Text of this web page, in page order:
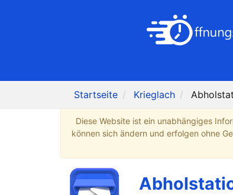
Startseite Krieglach
Diese Website ist ein unabhängiges
können sich ändern und erfolgen ohne